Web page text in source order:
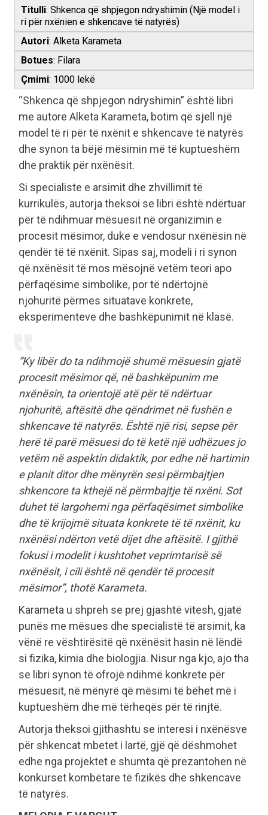
Titulli: Shkenca që shpjegon ndryshimin (Një model i
ri për nxënien e shkencave të natyrës)
Autori: Alketa Karameta
Botues: Filara
Çmimi: 1000 lekë
“Shkenca që shpjegon ndryshimin” është libri
me autore Alketa Karameta, botim që sjell një
model të ri për të nxënit e shkencave të natyrës
dhe synon ta bëjë mësimin më të kuptueshëm
dhe praktik për nxënësit.
Si specialiste e arsimit dhe zhvillimit të
kurrikulës, autorja theksoi se libri është ndërtuar
për të ndihmuar mësuesit në organizimin e
procesit mësimor, duke e vendosur nxënësin në
qendër të të nxënit. Sipas saj, modeli i ri synon
që nxënësit të mos mësojnë vetëm teori apo
përfaqësime simbolike, por të ndërtojnë
njohuritë përmes situatave konkrete,
eksperimenteve dhe bashkëpunimit në klasë.
“Ky libër do ta ndihmojë shumë mësuesin gjatë
procesit mësimor që, në bashkëpunim me
nxënësin, ta orientojë atë për të ndërtuar
njohuritë, aftësitë dhe qëndrimet në fushën e
shkencave të natyrës. Është një risi, sepse për
herë të parë mësuesi do të ketë një udhëzues jo
vetëm në aspektin didaktik, por edhe në hartimin
e planit ditor dhe mënyrën sesi përmbajtjen
shkencore ta kthejë në përmbajtje të nxëni. Sot
duhet të largohemi nga përfaqësimet simbolike
dhe të krijojmë situata konkrete të të nxënit, ku
nxënësi ndërton vetë dijet dhe aftësitë. I gjithë
fokusi i modelit i kushtohet veprimtarisë së
nxënësit, i cili është në qendër të procesit
mësimor”, thotë Karameta.
Karameta u shpreh se prej gjashtë vitesh, gjatë
punës me mësues dhe specialistë të arsimit, ka
vënë re vështirësitë që nxënësit hasin në lëndë
si fizika, kimia dhe biologjia. Nisur nga kjo, ajo tha
se libri synon të ofrojë ndihmë konkrete për
mësuesit, në mënyrë që mësimi të bëhet më i
kuptueshëm dhe më tërheqës për të rinjtë.
Autorja theksoi gjithashtu se interesi i nxënësve
për shkencat mbetet i lartë, gjë që dëshmohet
edhe nga projektet e shumta që prezantohen në
konkurset kombëtare të fizikës dhe shkencave
të natyrës.